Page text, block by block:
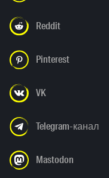
Reddit
Pinterest
VK
Telegram-канал
Mastodon